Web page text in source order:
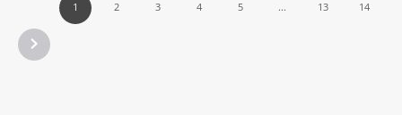
1 2 3 4 5 ... 13 14